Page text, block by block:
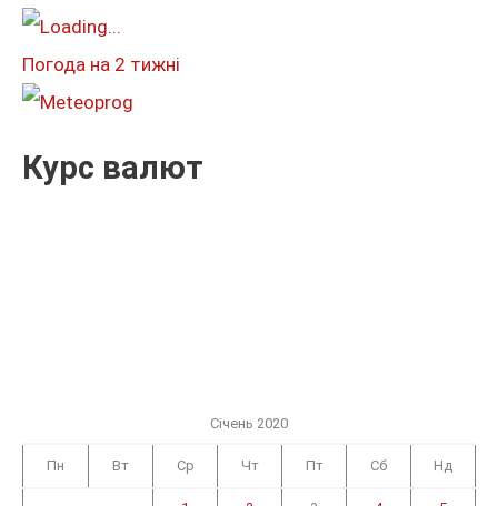
т
:
Погода на 2 тижні
Курс валют
Січень 2020
Пн Вт Ср Чт Пт Сб Нд